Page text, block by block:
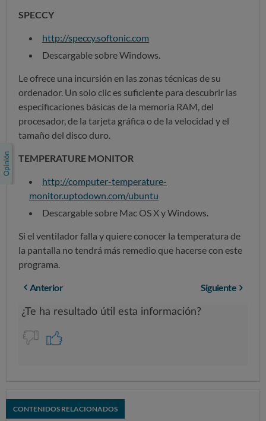
SPECCY
http://speccy.softonic.com
Descargable sobre Windows.
Le ofrece una incursión en las zonas técnicas de su
ordenador. Un solo clic es suficiente para descubrir las
especificaciones básicas de la memoria RAM, del
procesador, de la tarjeta gráfica o de la velocidad y el
tamaño del disco duro.
TEMPERATURE MONITOR
http://computer-temperature-
monitor.uptodown.com/ubuntu
Descargable sobre Mac OS X y Windows.
Si el ventilador falla y quiere conocer la temperatura de
la pantalla no tendrá más remedio que hacerse con este
programa.
Anterior Siguiente
CONTENIDOS RELACIONADOS